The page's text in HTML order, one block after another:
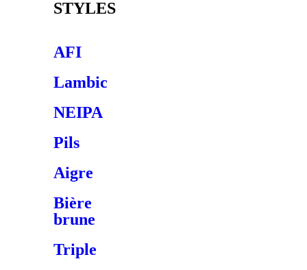
STYLES
AFI
Lambic
NEIPA
Pils
Aigre
Bière
brune
Triple